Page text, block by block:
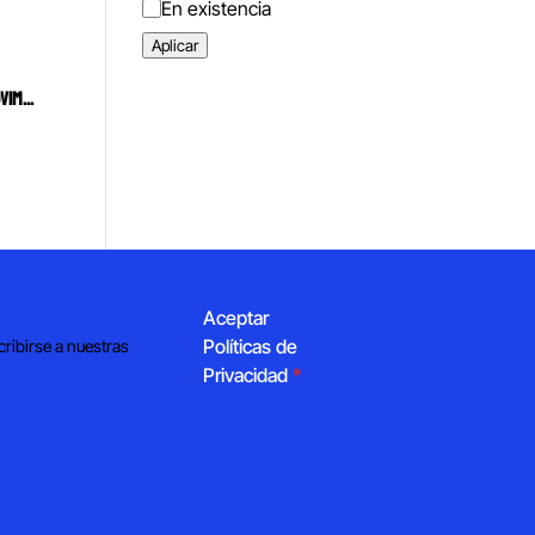
ARTICULADOR MAGNÉTICO PARA MOVIMIENTOS LATERALES
Estado
En existencia
Aplicar
a nuestras
Aceptar
Políticas de
Privacidad *